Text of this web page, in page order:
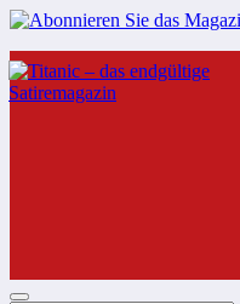
Zum
Inhalt
springen